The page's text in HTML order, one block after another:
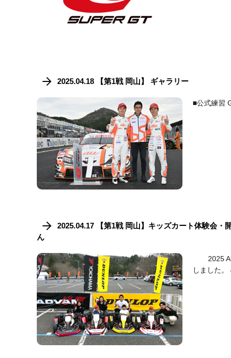
2025.04.18 【第1戦 岡山】 ギャラリー
■公式練習
2025.04.17 【第1戦 岡山】キッズカート体験会
ん
2025
しました